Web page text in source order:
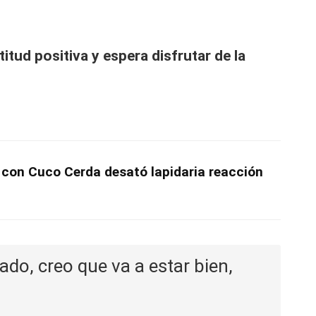
positiva y espera disfrutar de la
Cuco Cerda desató lapidaria reacción
creo que va a estar bien,